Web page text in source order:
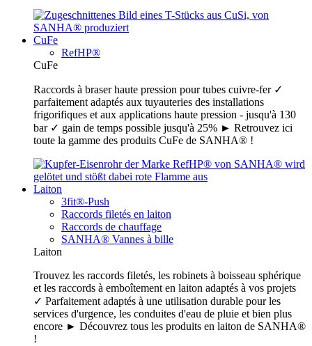
CuFe
RefHP®
CuFe
Raccords à braser haute pression pour tubes cuivre-fer ✓
parfaitement adaptés aux tuyauteries des installations
frigorifiques et aux applications haute pression - jusqu'à 130
bar ✓ gain de temps possible jusqu'à 25% ► Retrouvez ici
toute la gamme des produits CuFe de SANHA® !
Laiton
3fit®-Push
Raccords filetés en laiton
Raccords de chauffage
SANHA® Vannes à bille
Laiton
Trouvez les raccords filetés, les robinets à boisseau sphérique
et les raccords à emboîtement en laiton adaptés à vos projets
✓ Parfaitement adaptés à une utilisation durable pour les
services d'urgence, les conduites d'eau de pluie et bien plus
encore ► Découvrez tous les produits en laiton de SANHA®
!